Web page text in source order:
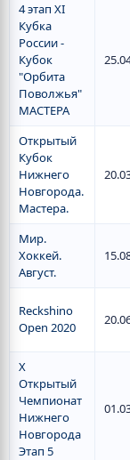
4 этап XI
Кубка
России -
Кубок
"Орбита
Поволжья"
МАСТЕРА
Открытый
Кубок
Нижнего
Новгорода.
Мастера.
Мир.
Хоккей.
Август.
Reckshino
Open 2020
X
Открытый
Чемпионат
Нижнего
Новгорода
Этап 5